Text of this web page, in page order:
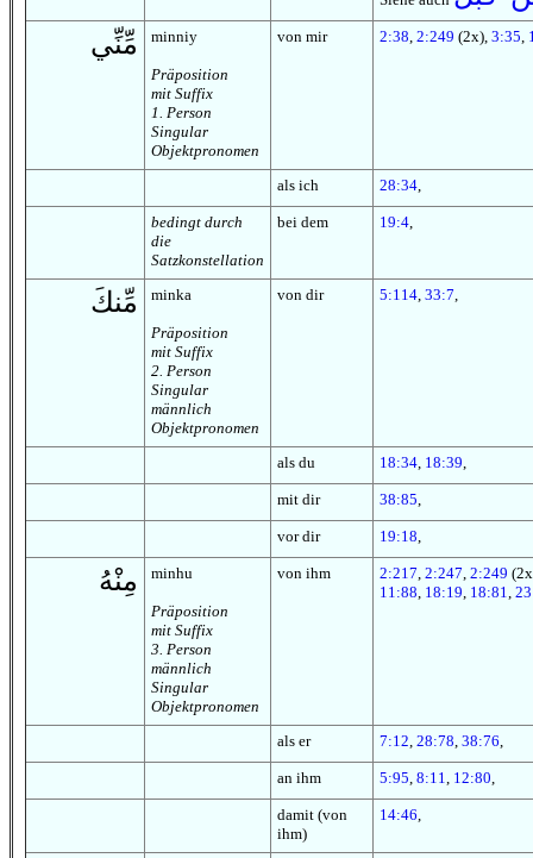
مِّنِّي
minniy
Präposition
mit Suffix
1. Person
Singular
Objektpronomen
von mir 2:38, 2:249 (2x), 3:35,
als ich 28:34,
bedingt durch
die
Satzkonstellation
bei dem 19:4,
مِّنكَ minka
Präposition
mit Suffix
2. Person
Singular
männlich
Objektpronomen
von dir 5:114, 33:7,
als du 18:34, 18:39,
mit dir 38:85,
vor dir 19:18,
مِنْهُ minhu
Präposition
mit Suffix
3. Person
männlich
Singular
Objektpronomen
von ihm 2:217, 2:247, 2:249
11:88, 18:19, 18:81,
als er 7:12, 28:78, 38:76,
an ihm 5:95, 8:11, 12:80,
damit (von
ihm)
14:46,